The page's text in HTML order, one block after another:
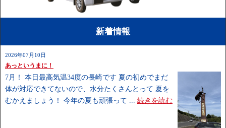
新着情報
2026年07月10日
あっというまに！
7月！ 本日最高気温34度の長崎です 夏の初めでまだ
体が対応できてないので、水分たくさんとって 夏を
むかえましょう！ 今年の夏も頑張って ... 続きを読む